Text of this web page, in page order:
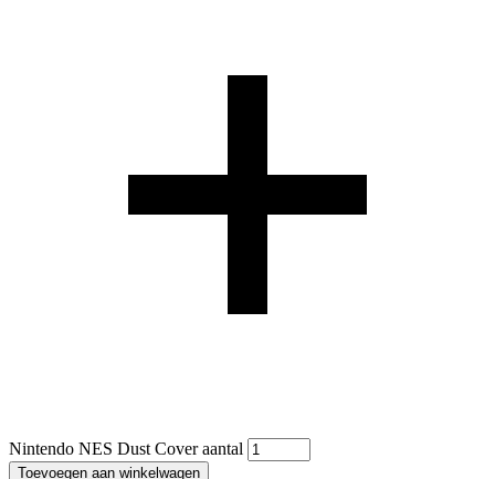
Nintendo NES Dust Cover aantal
Toevoegen aan winkelwagen